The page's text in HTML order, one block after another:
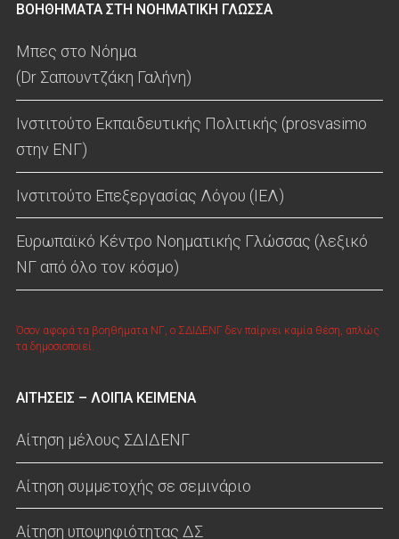
ΒΟΗΘΗΜΑΤΑ ΣΤΗ ΝΟΗΜΑΤΙΚΗ ΓΛΩΣΣΑ
Μπες στο Νόημα
(Dr Σαπουντζάκη Γαλήνη)
Ινστιτούτο Εκπαιδευτικής Πολιτικής (prosvasimo
στην ΕΝΓ)
Ινστιτούτο Επεξεργασίας Λόγου (ΙΕΛ)
Ευρωπαϊκό Κέντρο Νοηματικής Γλώσσας (λεξικό
ΝΓ από όλο τον κόσμο)
Όσον αφορά τα βοηθήματα ΝΓ, ο ΣΔΙΔΕΝΓ δεν παίρνει καμία θέση, απλώς
τα δημοσιοποιεί.
ΑΙΤΗΣΕΙΣ – ΛΟΙΠΑ ΚΕΙΜΕΝΑ
Αίτηση μέλους ΣΔΙΔΕΝΓ
Αίτηση συμμετοχής σε σεμινάριο
Αίτηση υποψηφιότητας ΔΣ